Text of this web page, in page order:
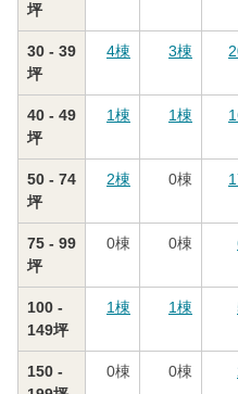
坪
30 - 39
坪
4棟 3棟
40 - 49
坪
1棟 1棟
50 - 74
坪
2棟 0棟
75 - 99
坪
0棟 0棟
100 -
149坪
1棟 1棟
150 -
0棟 0棟